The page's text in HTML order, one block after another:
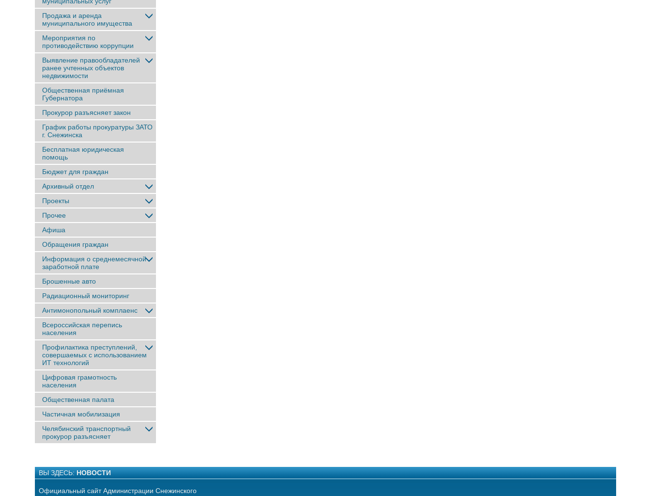
Продажа и аренда
муниципального имущества
Мероприятия по
противодействию коррупции
Выявление правообладателей
ранее учтенныx объектов
недвижимости
Общественная приёмная
Губернатора
Прокурор разъясняет закон
График работы прокуратуры ЗАТО
г. Снежинска
Бесплатная юридическая
помощь
Бюджет для граждан
Архивный отдел
Проекты
Прочее
Афиша
Обращения граждан
Информация о среднемесячной
заработной плате
Брошенные авто
Радиационный мониторинг
Антимонопольный комплаенс
Всероссийская перепись
населения
Профилактика преступлений,
совершаемых с использованием
ИТ технологий
Цифровая грамотность
населения
Общественная палата
Частичная мобилизация
Челябинский транспортный
прокурор разъясняет
ВЫ ЗДЕСЬ: НОВОСТИ
Официальный сайт Администрации Снежинского